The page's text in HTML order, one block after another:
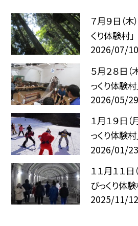
７月９日（木
くり体験村」
2026/07/10
５月２８日（
っくり体験村
2026/05/29
１月１９日（
っくり体験村
2026/01/23
１１月１１日
びっくり体験
2025/11/12